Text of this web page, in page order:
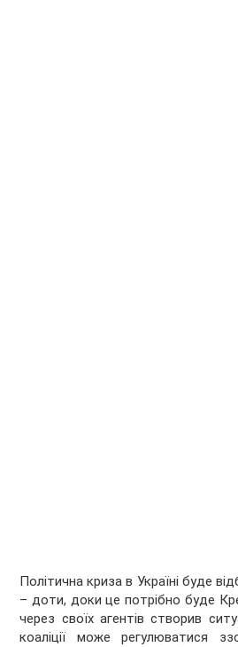
Політична криза в Україні буде
– доти, доки це потрібно буде
через своїх агентів створив
коаліції може регулюватися